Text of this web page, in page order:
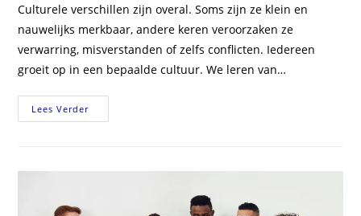
Culturele verschillen zijn overal. Soms zijn ze klein en
nauwelijks merkbaar, andere keren veroorzaken ze
verwarring, misverstanden of zelfs conflicten. Iedereen
groeit op in een bepaalde cultuur. We leren van…
Lees VerderWat
Zijn
Voorbeelden